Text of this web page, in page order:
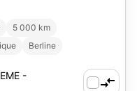
5 000 km
Berline
-